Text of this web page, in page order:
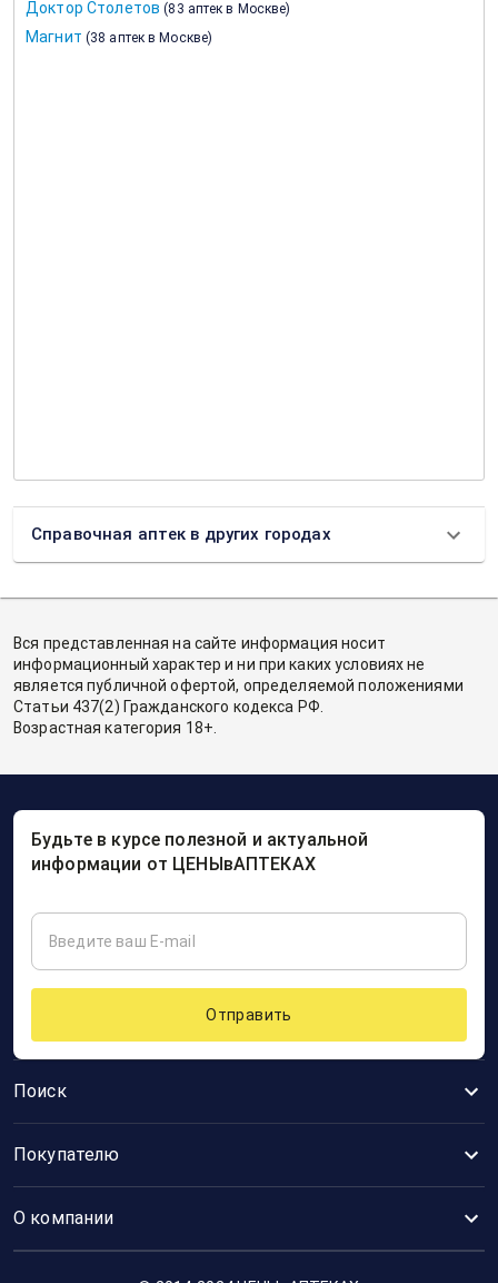
Доктор Столетов (83 аптек в Москве)
Магнит (38 аптек в Москве)
Справочная аптек в других городах
Вся представленная на сайте информация носит
информационный характер и ни при каких условиях не
является публичной офертой, определяемой положениями
Статьи 437(2) Гражданского кодекса РФ.
Возрастная категория 18+.
Поиск
Покупателю
О компании
Будьте в курсе полезной и актуальной
информации от ЦЕНЫвАПТЕКАХ
Отправить